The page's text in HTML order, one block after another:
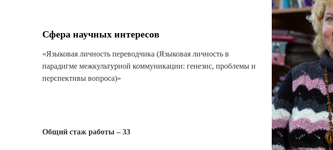
Сфера научных интересов
«Языковая личность переводчика (Языковая личность в
парадигме межкультурной коммуникации: генезис, проблемы и
перспективы вопроса)»
Общий стаж работы – 33